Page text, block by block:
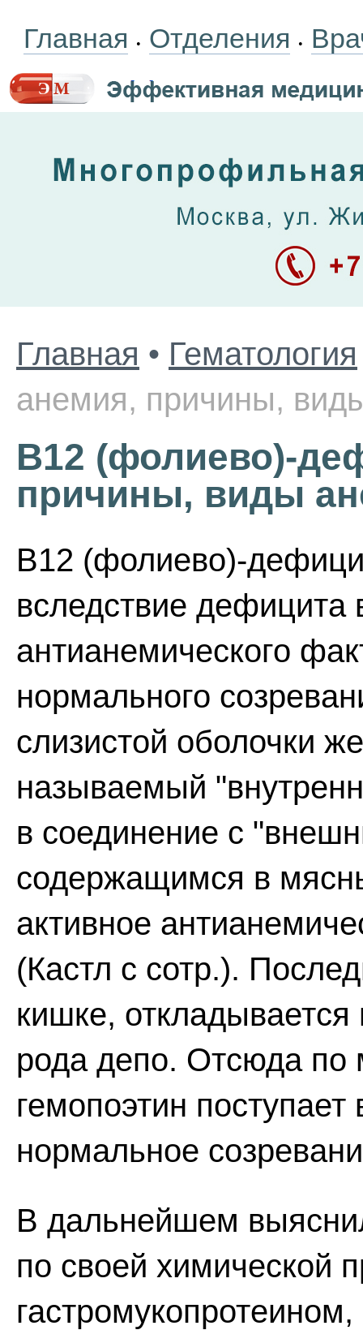
Главная • Отделения •
Главная • Гематология
анемия, причины,
B12 (фолиево)-
причины, виды
B12 (фолиево)-
вследствие дефицита
антианемического
нормального
слизистой оболочки
называемый
в соединение с
содержащимся в
активное
(Кастл с сотр.).
кишке, откладывается
рода депо. Отсюда по
гемопоэтин
нормальное
В дальнейшем
по своей химической